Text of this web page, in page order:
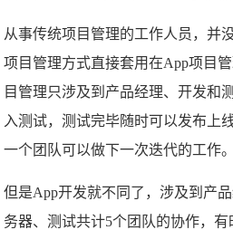
从事传统项目管理的工作人员，并
项目管理方式直接套用在App项目
目管理只涉及到产品经理、开发和
入测试，测试完毕随时可以发布上
一个团队可以做下一次迭代的工作。
但是App开发就不同了，涉及到产
务器、测试共计5个团队的协作，